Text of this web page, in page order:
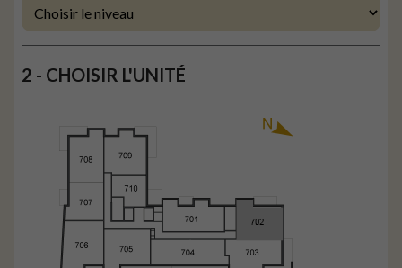
2 - CHOISIR L'UNITÉ